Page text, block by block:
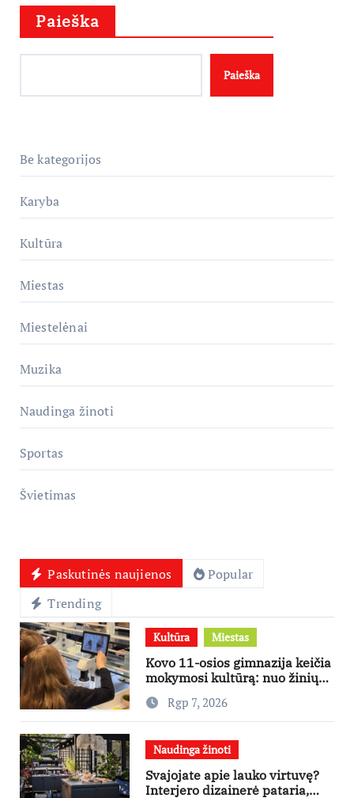
Paieška
Paieška
Be kategorijos
Karyba
Kultūra
Miestas
Miestelėnai
Muzika
Naudinga žinoti
Sportas
Švietimas
Paskutinės naujienos
Popular
Trending
Kultūra Miestas
Kovo 11-osios gimnazija keičia
mokymosi kultūrą: nuo žinių
kaupimo – prie jų supratimo ir
taikymo
Rgp 7, 2026
Naudinga žinoti
Svajojate apie lauko virtuvę?
Interjero dizainerė pataria,